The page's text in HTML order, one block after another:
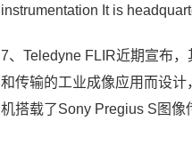
instrumentation It is
7、Teledyne FLIR近期宣布
和传输的工业成像应用而设
机搭载了Sony Pregius S图像